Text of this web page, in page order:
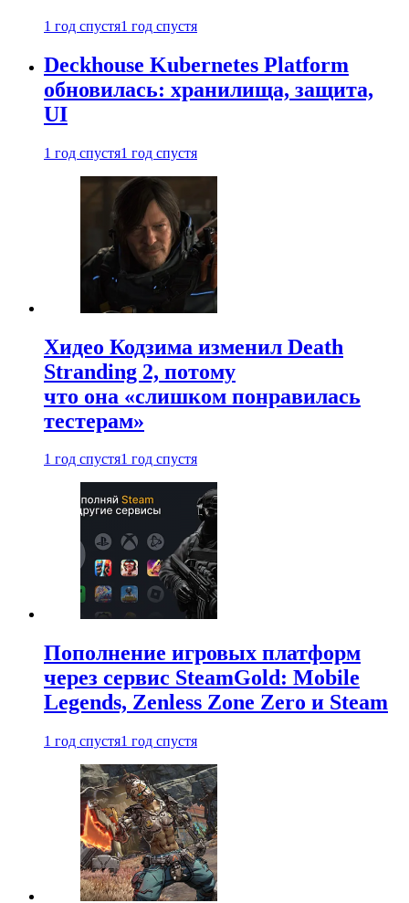
1 год спустя1 год спустя
Deckhouse Kubernetes Platform
обновилась: хранилища, защита,
UI
1 год спустя1 год спустя
Хидео Кодзима изменил Death
Stranding 2, потому
что она «слишком понравилась
тестерам»
1 год спустя1 год спустя
Пополнение игровых платформ
через сервис SteamGold: Mobile
Legends, Zenless Zone Zero и Steam
1 год спустя1 год спустя